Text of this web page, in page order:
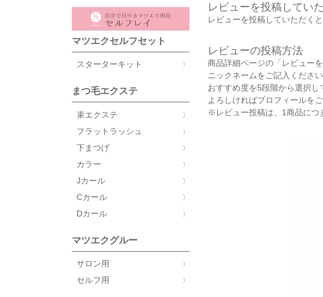
マツエクセルフセット
スターターキット
まつ毛エクステ
束エクステ
フラットラッシュ
下まつげ
カラー
Jカール
Cカール
Dカール
マツエクグルー
サロン用
セルフ用
レビューを投稿してい
レビューを投稿していただく
レビューの投稿方法
商品詳細ページの「レビュー
ニックネームをご記入ください
おすすめ度を5段階から選択し
よろしければプロフィールをご
※レビュー投稿は、1商品につ